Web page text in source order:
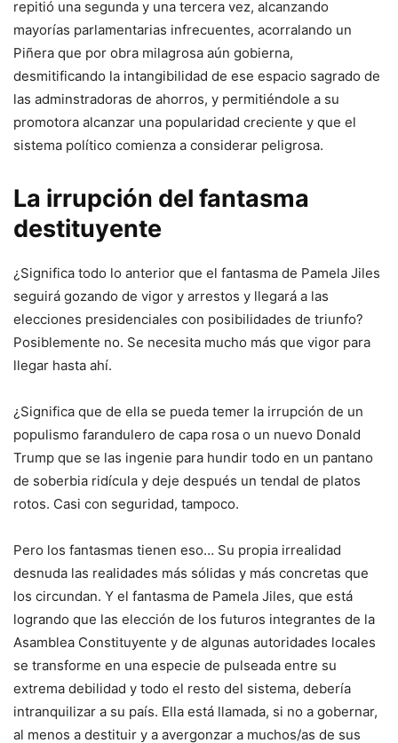
repitió una segunda y una tercera vez, alcanzando
mayorías parlamentarias infrecuentes, acorralando un
Piñera que por obra milagrosa aún gobierna,
desmitificando la intangibilidad de ese espacio sagrado de
las adminstradoras de ahorros, y permitiéndole a su
promotora alcanzar una popularidad creciente y que el
sistema político comienza a considerar peligrosa.
La irrupción del fantasma
destituyente
¿Significa todo lo anterior que el fantasma de Pamela Jiles
seguirá gozando de vigor y arrestos y llegará a las
elecciones presidenciales con posibilidades de triunfo?
Posiblemente no. Se necesita mucho más que vigor para
llegar hasta ahí.
¿Significa que de ella se pueda temer la irrupción de un
populismo farandulero de capa rosa o un nuevo Donald
Trump que se las ingenie para hundir todo en un pantano
de soberbia ridícula y deje después un tendal de platos
rotos. Casi con seguridad, tampoco.
Pero los fantasmas tienen eso… Su propia irrealidad
desnuda las realidades más sólidas y más concretas que
los circundan. Y el fantasma de Pamela Jiles, que está
logrando que las elección de los futuros integrantes de la
Asamblea Constituyente y de algunas autoridades locales
se transforme en una especie de pulseada entre su
extrema debilidad y todo el resto del sistema, debería
intranquilizar a su país. Ella está llamada, si no a gobernar,
al menos a destituir y a avergonzar a muchos/as de sus